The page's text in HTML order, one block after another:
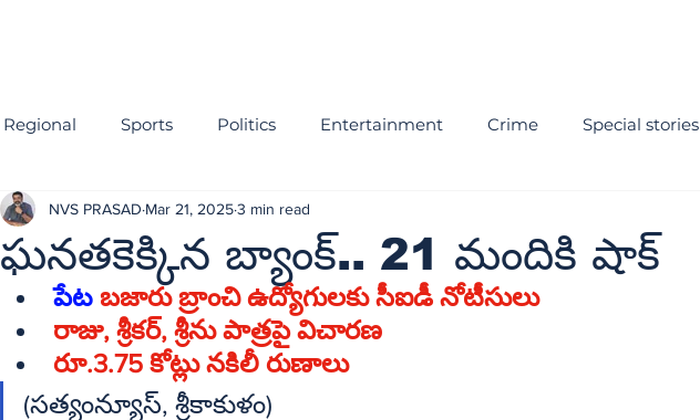
Regional Sports Politics Entertainment Crime Special stories
EDITORIAL
ఘనతకెక్కిన బ్యాంక్‌.. 21 మందికి షాక్‌
NVS PRASAD Mar 21, 20253 min read
పేట బజారు బ్రాంచి ఉద్యోగులకు సీఐడీ నోటీసులు
రాజు, శ్రీకర్‌, శ్రీను పాత్రపై విచారణ
రూ.3.75 కోట్లు నకిలీ రుణాలు
(సత్యంన్యూస్‌, శ్రీకాకుళం)